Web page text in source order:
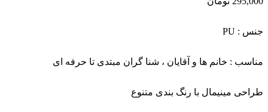
جنس : PU
مناسب : خانم ها و آقایان ، شنا گران مبتدی تا حرفه‌ ای
طراحی مینیمال با رنگ بندی متنوع